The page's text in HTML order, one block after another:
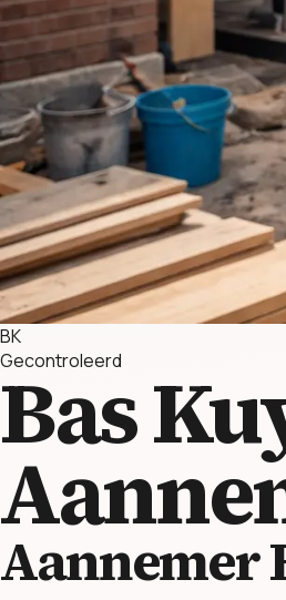
BK
Gecontroleerd
Bas
Aannemer